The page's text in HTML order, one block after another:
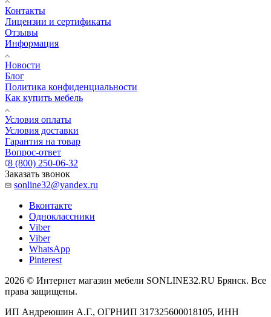
Контакты
Лицензии и сертификаты
Отзывы
Информация
Новости
Блог
Политика конфиденциальности
Как купить мебель
Условия оплаты
Условия доставки
Гарантия на товар
Вопрос-ответ
8 (800) 250-06-32
Заказать звонок
sonline32@yandex.ru
Вконтакте
Одноклассники
Viber
Viber
WhatsApp
Pinterest
2026 © Интернет магазин мебели SONLINE32.RU Брянск. Все
права защищены.
ИП Андреюшин А.Г., ОГРНИП 317325600018105, ИНН